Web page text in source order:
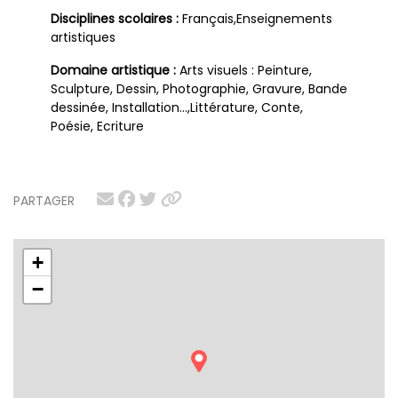
PARTAGER
+
−
Disciplines scolaires : Français,Enseignements
artistiques
Domaine artistique : Arts visuels : Peinture,
Sculpture, Dessin, Photographie, Gravure, Bande
dessinée, Installation…,Littérature, Conte,
Poésie, Ecriture